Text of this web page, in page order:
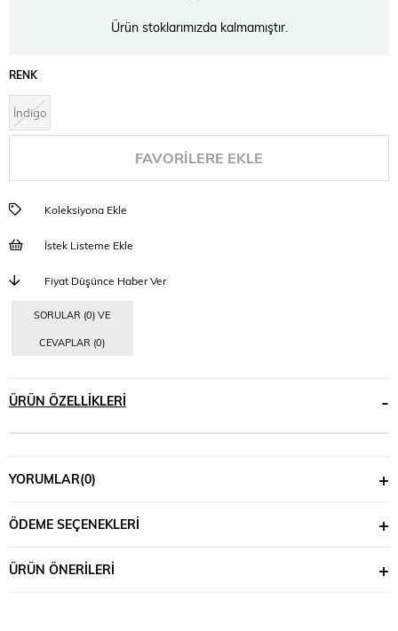
Ürün stoklarımızda kalmamıştır.
RENK
İndigo
FAVORILERE EKLE
Koleksiyona Ekle
İstek Listeme Ekle
Fiyat Düşünce Haber Ver
SORULAR (0) VE
CEVAPLAR (0)
ÜRÜN ÖZELLIKLERI
YORUMLAR(0)
ÖDEME SEÇENEKLERI
ÜRÜN ÖNERILERI